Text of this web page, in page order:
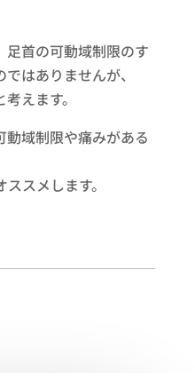
足首の可動域制限のす
はありませんが、
えます。
動域制限や痛みがある
スメします。